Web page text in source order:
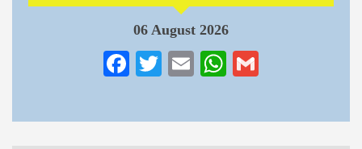
06 August 2026
Facebook
TwitterEmailWhatsApp